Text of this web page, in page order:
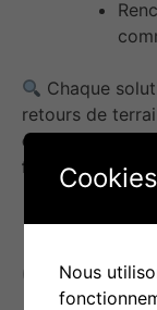
Chaque
retours de
concrètes,
famillesCookies
Nous